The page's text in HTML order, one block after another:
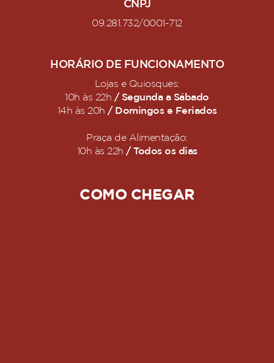
CNPJ
09.281.732/0001-712
HORÁRIO DE FUNCIONAMENTO
Lojas e Quiosques:
10h às 22h / Segunda a Sábado
14h às 20h / Domingos e Feriados
Praça de Alimentação:
10h às 22h / Todos os dias
COMO CHEGAR